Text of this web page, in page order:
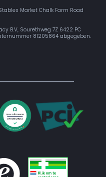
Market Chalk Farm Road
B.V, Sourethweg 7Z 6422 PC
81205864 abgegeben.